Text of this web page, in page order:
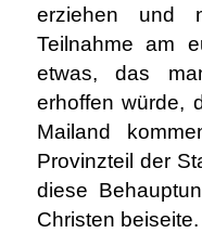
erziehen und
Teilnahme am
etwas, das
erhoffen würde,
Mailand
Provinzteil der
diese
Christen beiseite.